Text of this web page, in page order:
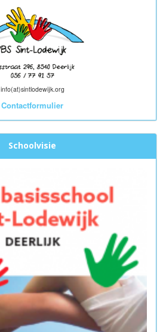
info(at)sintlodewijk.org
Contactformulier
Schoolvisie